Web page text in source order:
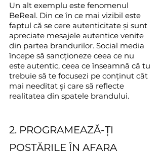
Un alt exemplu este fenomenul
BeReal. Din ce în ce mai vizibil este
faptul că se cere autenticitate și sunt
apreciate mesajele autentice venite
din partea brandurilor. Social media
începe să sancționeze ceea ce nu
este autentic, ceea ce înseamnă că tu
trebuie să te focusezi pe conținut cât
mai needitat și care să reflecte
realitatea din spatele brandului.
2. PROGRAMEAZĂ-ȚI
POSTĂRILE ÎN AFARA